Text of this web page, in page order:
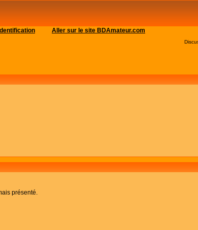
Aller sur le site BDAmateur.com
présenté.